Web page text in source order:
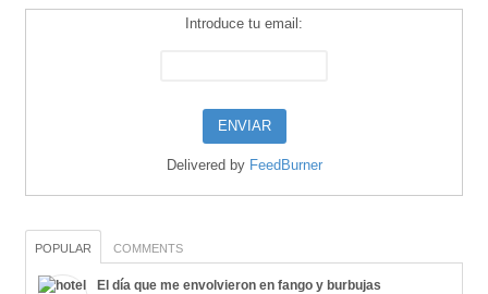
Introduce tu email:
Delivered by FeedBurner
POPULAR COMMENTS
El día que me envolvieron en fango y burbujas